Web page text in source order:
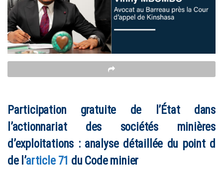
Participation gratuite de l’État dans
l’actionnariat des sociétés minières
d’exploitations : analyse détaillée du point d
de l’article 71 du Code minier